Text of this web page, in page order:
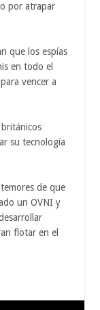
por atrapar
que los espías
en todo el
vencer a
británicos
su tecnología
de que
un OVNI y
flotar en el